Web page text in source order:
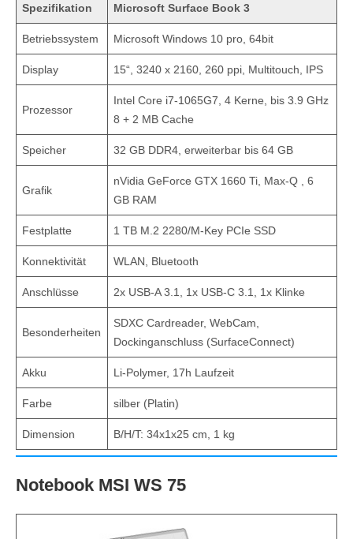
Spezifikation Microsoft Surface Book 3
Betriebssystem Microsoft Windows 10 pro, 64bit
Display 15“, 3240 x 2160, 260 ppi, Multitouch, IPS
Prozessor
Intel Core i7-1065G7, 4 Kerne, bis 3.9 GHz
8 + 2 MB Cache
Speicher 32 GB DDR4, erweiterbar bis 64 GB
Grafik
nVidia GeForce GTX 1660 Ti, Max-Q , 6
GB RAM
Festplatte 1 TB M.2 2280/M-Key PCIe SSD
Konnektivität WLAN, Bluetooth
Anschlüsse 2x USB-A 3.1, 1x USB-C 3.1, 1x Klinke
Besonderheiten
SDXC Cardreader, WebCam,
Dockinganschluss (SurfaceConnect)
Akku Li-Polymer, 17h Laufzeit
Farbe silber (Platin)
Dimension B/H/T: 34x1x25 cm, 1 kg
Notebook MSI WS 75